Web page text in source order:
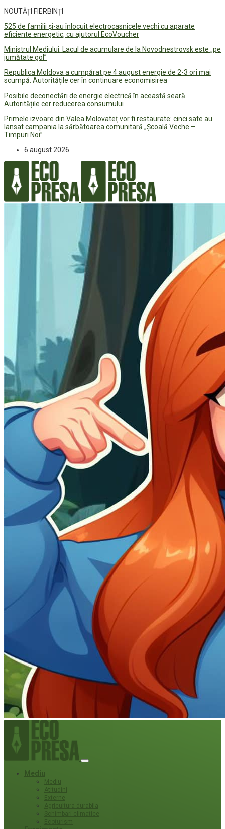
NOUTĂȚI FIERBINȚI
525 de familii și-au înlocuit electrocasnicele vechi cu aparate
eficiente energetic, cu ajutorul EcoVoucher
Ministrul Mediului: Lacul de acumulare de la Novodnestrovsk este „pe
jumătate gol”
Republica Moldova a cumpărat pe 4 august energie de 2-3 ori mai
scumpă. Autoritățile cer în continuare economisirea
Posibile deconectări de energie electrică în această seară.
Autoritățile cer reducerea consumului
Primele izvoare din Valea Molovateț vor fi restaurate: cinci sate au
lansat campania la sărbătoarea comunitară „Școală Veche –
Timpuri Noi”
6 august 2026
Mediu
Mediu
Atitudini
Externe
Agricultura durabila
Schimbari climatice
Ecoturism